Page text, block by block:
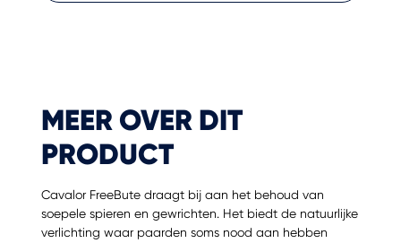
MEER OVER DIT
PRODUCT
Cavalor FreeBute draagt bij aan het behoud van
soepele spieren en gewrichten. Het biedt de natuurlijke
verlichting waar paarden soms nood aan hebben